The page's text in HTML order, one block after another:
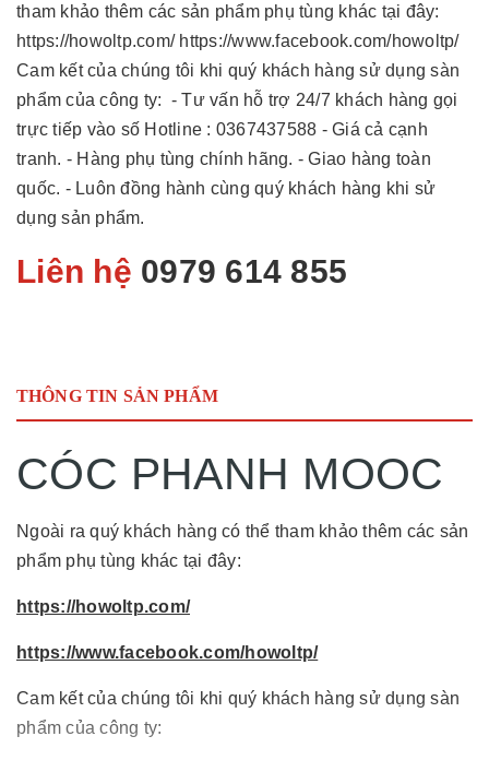
tham khảo thêm các sản phẩm phụ tùng khác tại đây:
https://howoltp.com/ https://www.facebook.com/howoltp/
Cam kết của chúng tôi khi quý khách hàng sử dụng sàn
phẩm của công ty: - Tư vấn hỗ trợ 24/7 khách hàng gọi
trực tiếp vào số Hotline : 0367437588 - Giá cả cạnh
tranh. - Hàng phụ tùng chính hãng. - Giao hàng toàn
quốc. - Luôn đồng hành cùng quý khách hàng khi sử
dụng sản phẩm.
Liên hệ 0979 614 855
THÔNG TIN SẢN PHẨM
CÓC PHANH MOOC
Ngoài ra quý khách hàng có thể tham khảo thêm các sản
phẩm phụ tùng khác tại đây:
https://howoltp.com/
https://www.facebook.com/howoltp/
Cam kết của chúng tôi khi quý khách hàng sử dụng sàn
phẩm của công ty: